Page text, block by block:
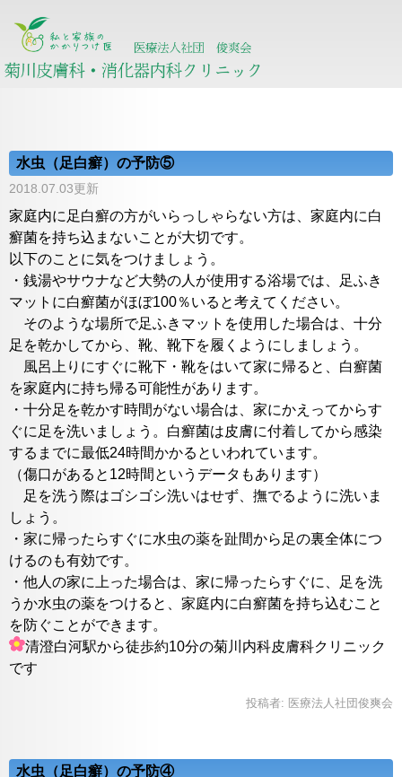
水虫（足白癬）の予防⑤
2018.07.03更新
家庭内に足白癬の方がいらっしゃらない方は、家庭内に白
癬菌を持ち込まないことが大切です。
以下のことに気をつけましょう。
・銭湯やサウナなど大勢の人が使用する浴場では、足ふき
マットに白癬菌がほぼ100％いると考えてください。
そのような場所で足ふきマットを使用した場合は、十分
足を乾かしてから、靴、靴下を履くようにしましょう。
風呂上りにすぐに靴下・靴をはいて家に帰ると、白癬菌
を家庭内に持ち帰る可能性があります。
・十分足を乾かす時間がない場合は、家にかえってからす
ぐに足を洗いましょう。白癬菌は皮膚に付着してから感染
するまでに最低24時間かかるといわれています。
（傷口があると12時間というデータもあります）
足を洗う際はゴシゴシ洗いはせず、撫でるように洗いま
しょう。
・家に帰ったらすぐに水虫の薬を趾間から足の裏全体につ
けるのも有効です。
・他人の家に上った場合は、家に帰ったらすぐに、足を洗
うか水虫の薬をつけると、家庭内に白癬菌を持ち込むこと
を防ぐことができます。
清澄白河駅から徒歩約10分の菊川内科皮膚科クリニック
です
投稿者: 医療法人社団俊爽会
水虫（足白癬）の予防④